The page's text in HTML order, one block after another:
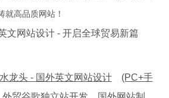
就高品质网站！
文网站设计 - 开启全球贸易新篇
龙头 - 国外英文网站设计
(PC+手